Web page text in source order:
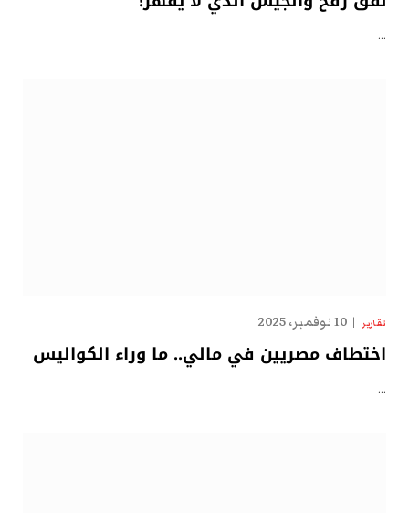
…
تقارير 10 نوفمبر، 2025
اختطاف مصريين في مالي.. ما وراء الكواليس
…